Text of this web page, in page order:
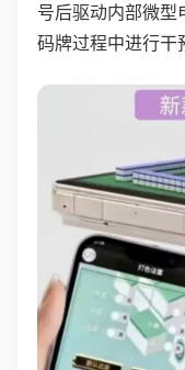
号后驱动内部微型
码牌过程中进行干